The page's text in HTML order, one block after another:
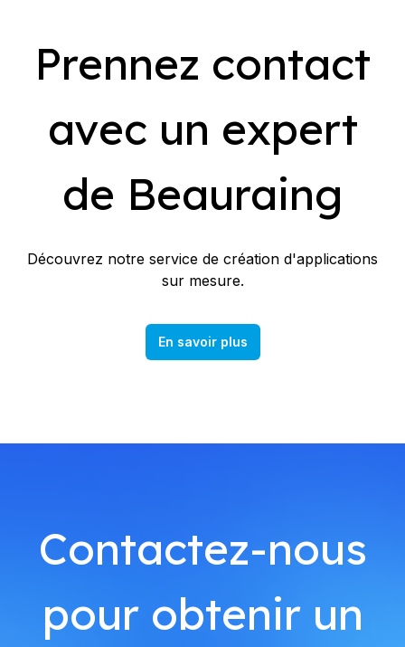
Prennez contact
avec un expert
de Beauraing
Découvrez notre service de création d'applications
sur mesure.
En savoir plus
Contactez-nous
pour obtenir un